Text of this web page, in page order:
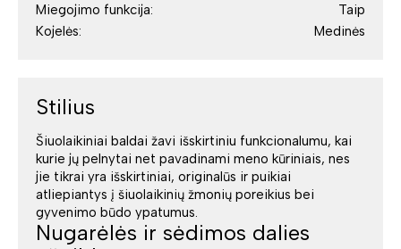
Miegojimo funkcija:
Taip
Kojelės:
Medinės
Stilius
Šiuolaikiniai baldai žavi išskirtiniu funkcionalumu, kai
kurie jų pelnytai net pavadinami meno kūriniais, nes
jie tikrai yra išskirtiniai, originalūs ir puikiai
atliepiantys į šiuolaikinių žmonių poreikius bei
gyvenimo būdo ypatumus.
Nugarėlės ir sėdimos dalies